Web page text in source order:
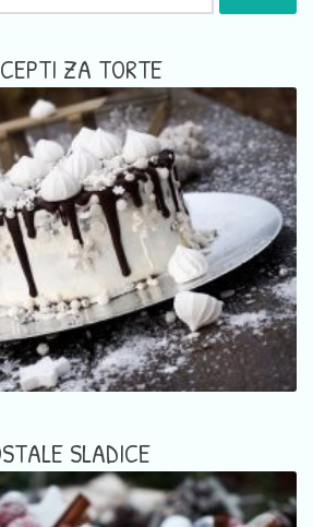
ZA TORTE
SLADICE